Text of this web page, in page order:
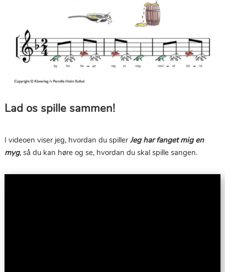
Lad os spille sammen!
I videoen viser jeg, hvordan du spillerJeg har fanget mig en
myg, så du kan høre og se, hvordan du skal spille sangen.